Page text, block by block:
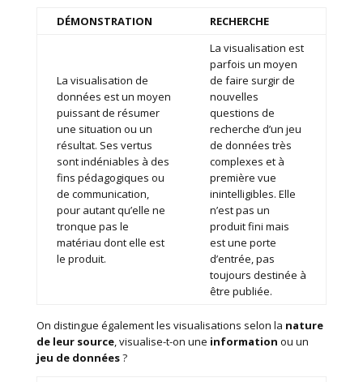
DÉMONSTRATION RECHERCHE
La visualisation de
données est un moyen
puissant de résumer
une situation ou un
résultat. Ses vertus
sont indéniables à des
fins pédagogiques ou
de communication,
pour autant qu’elle ne
tronque pas le
matériau dont elle est
le produit.
La visualisation est
parfois un moyen
de faire surgir de
nouvelles
questions de
recherche d’un jeu
de données très
complexes et à
première vue
inintelligibles. Elle
n’est pas un
produit fini mais
est une porte
d’entrée, pas
toujours destinée à
être publiée.
On distingue également les visualisations selon la nature
de leur source, visualise-t-on une information ou un
jeu de données?